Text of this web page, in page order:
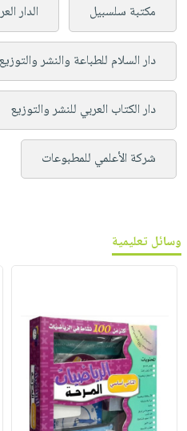
مكتبة سلسبيل الدار
دار السلام للطباعة والنشر
دار الكتاب العربي للنشر والتوزيع
شركة الأعلمي للمطبوعات
وسائل تعليمية